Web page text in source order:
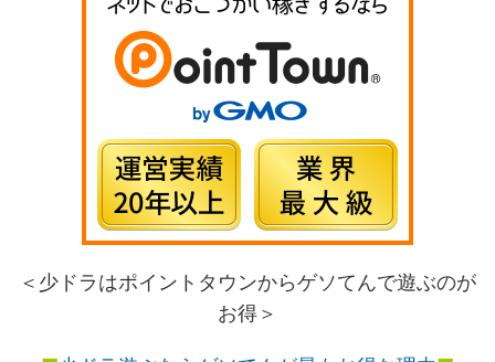
＜少ドラはポイントタウンからゲソてんで遊ぶのが
お得＞